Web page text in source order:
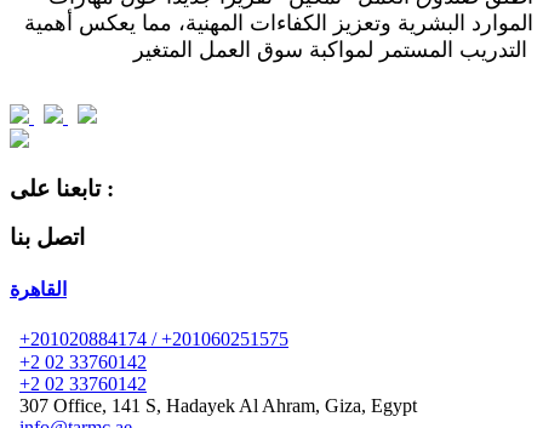
الموارد البشرية وتعزيز الكفاءات المهنية، مما يعكس أهمية
تابعنا على :
اتصل بنا
القاهرة
+201020884174 / +201060251575
+2 02 33760142
+2 02 33760142
307 Office, 141 S, Hadayek Al Ahram, Giza, Egypt